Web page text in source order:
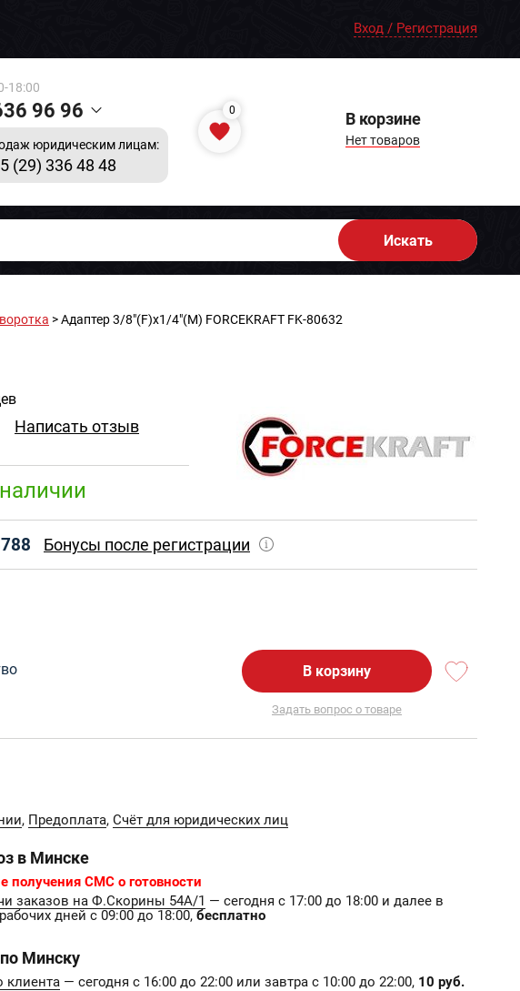
Вход / Регистрация
18:00
96 96
юридическим лицам:
(29) 336 48 48
0 В корзине
Нет товаров
Искать
> Адаптер 3/8"(F)x1/4"(M) FORCEKRAFT FK-80632
Написать отзыв
Бонусы после регистрации
В корзину
Задать вопрос о товаре
, Предоплата, Счёт для юридических лиц
в Минске
получения СМС о готовности
заказов на Ф.Скорины 54А/1 — сегодня с 17:00 до 18:00 и далее в
дней с 09:00 до 18:00, бесплатно
Минску
клиента — сегодня с 16:00 до 22:00 или завтра с 10:00 до 22:00, 10 руб.